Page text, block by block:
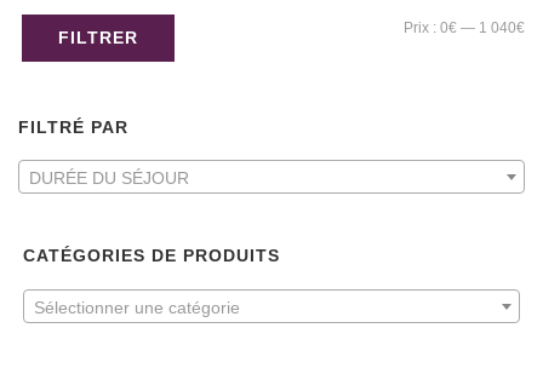
FILTRER Prix : 0€ — 1 040€
FILTRÉ PAR
DURÉE DU SÉJOUR
CATÉGORIES DE PRODUITS
Sélectionner une catégorie